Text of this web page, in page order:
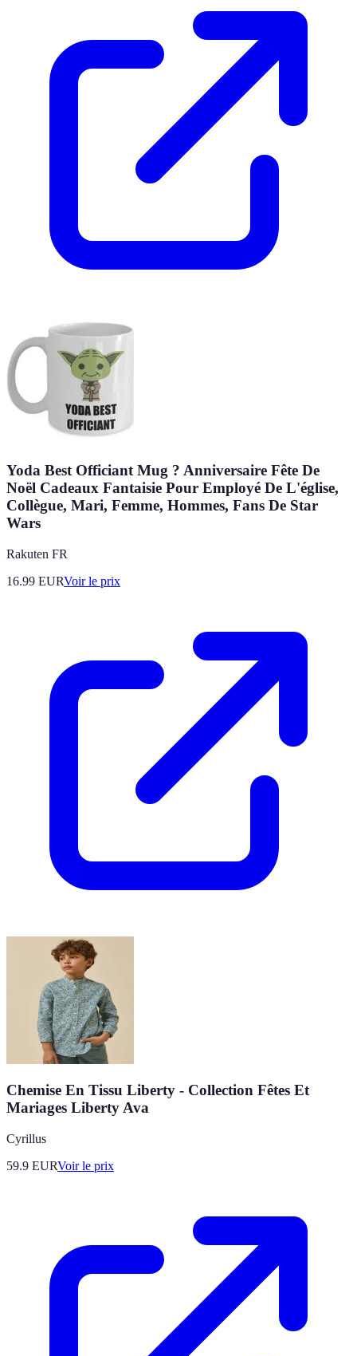
Yoda Best Officiant Mug ? Anniversaire Fête De
Noël Cadeaux Fantaisie Pour Employé De L'église,
Collègue, Mari, Femme, Hommes, Fans De Star
Wars
Rakuten FR
16.99 EURVoir le prix
Chemise En Tissu Liberty - Collection Fêtes Et
Mariages Liberty Ava
Cyrillus
59.9 EURVoir le prix